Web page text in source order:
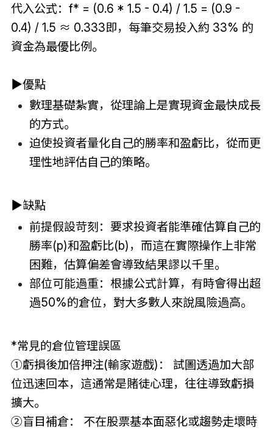
代入公式：f* = (0.6 * 1.5 - 0.4) / 1.5 = (0.9 -
0.4) / 1.5 ≈ 0.333即，每筆交易投入約 33% 的
資金為最優比例。
▶優點
數理基礎紮實，從理論上是實現資金最快成長
的方式。
迫使投資者量化自己的勝率和盈虧比，從而更
理性地評估自己的策略。
▶缺點
前提假設苛刻：要求投資者能準確估算自己的
勝率(p)和盈虧比(b)，而這在實際操作上非常
困難，估算偏差會導致結果謬以千里。
部位可能過重：根據公式計算，有時會得出超
過50%的倉位，對大多數人來說風險過高。
*常見的倉位管理誤區
①虧損後加倍押注(輸家遊戲)： 試圖透過加大部
位迅速回本，這通常是賭徒心理，往往導致虧損
擴大。
②盲目補倉： 不在股票基本面惡化或趨勢走壞時